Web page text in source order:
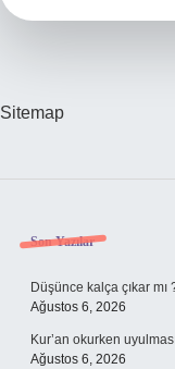
Sitemap
Sidebar
Son Yazılar
Düşünce kalça çıkar mı
Ağustos 6, 2026
Kur’an okurken
Ağustos 6, 2026